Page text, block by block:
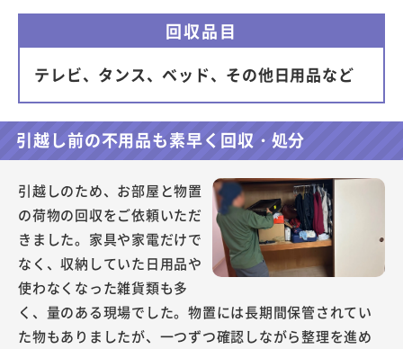
回収品目
テレビ、タンス、ベッド、その他日用品など
引越し前の不用品も素早く回収・処分
引越しのため、お部屋と物置
の荷物の回収をご依頼いただ
きました。家具や家電だけで
なく、収納していた日用品や
使わなくなった雑貨類も多
く、量のある現場でした。物置には長期間保管されてい
た物もありましたが、一つずつ確認しながら整理を進め